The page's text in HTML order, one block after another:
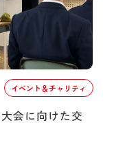
イベント＆チャリティ
会に向けた交